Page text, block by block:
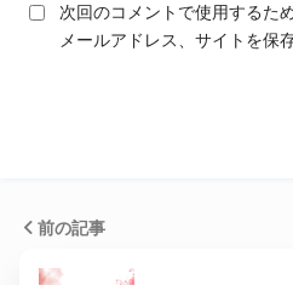
次回のコメントで使用するた
メールアドレス、サイトを保
前の記事